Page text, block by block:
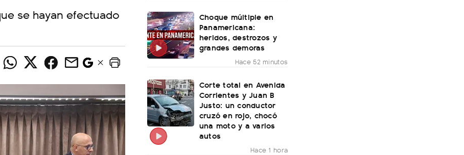
se hayan efectuado
Choque múltiple en
Panamericana:
heridos, destrozos y
grandes demoras
Hace 52 minutos
Corte total en Avenida
Corrientes y Juan B
Justo: un conductor
cruzó en rojo, chocó
una moto y a varios
autos
Hace 1 hora